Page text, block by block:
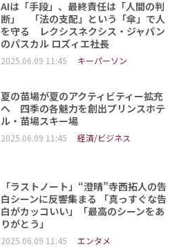
AIは「手段」、最終責任は「人間の判
断」 「法の支配」という「傘」で人
を守る レクシスネクシス・ジャパン
のパスカル ロズィエ社長
2025.06.09 11:45 キーパーソン
夏の苗場が夏のアクティビティー拡充
へ 四季の各魅力を創出プリンスホテ
ル・苗場スキー場
2025.06.09 11:45 経済/ビジネス
「ラストノート」“澄晴”寺西拓人の告
白シーンに反響集まる 「真っすぐな告
白がカッコいい」「最高のシーンをあ
りがとう」
2025.06.09 11:45 エンタメ